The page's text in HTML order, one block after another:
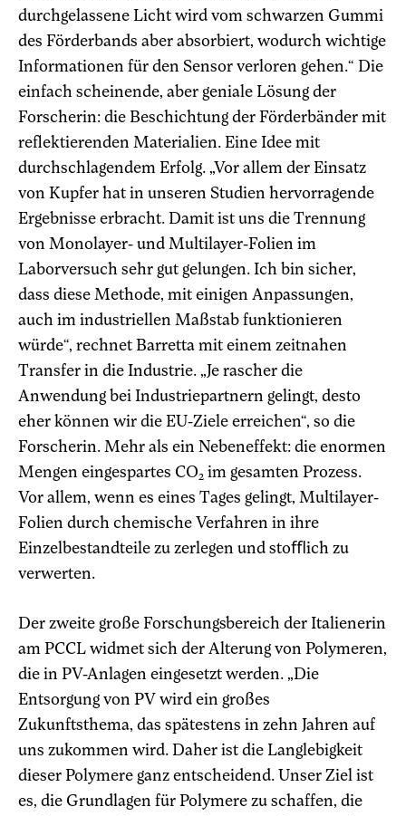
durchgelassene Licht wird vom schwarzen Gummi
des Förderbands aber absorbiert, wodurch wichtige
Informationen für den Sensor verloren gehen.“ Die
einfach scheinende, aber geniale Lösung der
Forscherin: die Beschichtung der Förderbänder mit
reflektierenden Materialien. Eine Idee mit
durchschlagendem Erfolg. „Vor allem der Einsatz
von Kupfer hat in unseren Studien hervorragende
Ergebnisse erbracht. Damit ist uns die Trennung
von Monolayer- und Multilayer-Folien im
Laborversuch sehr gut gelungen. Ich bin sicher,
dass diese Methode, mit einigen Anpassungen,
auch im industriellen Maßstab funktionieren
würde“, rechnet Barretta mit einem zeitnahen
Transfer in die Industrie. „Je rascher die
Anwendung bei Industriepartnern gelingt, desto
eher können wir die EU-Ziele erreichen“, so die
Forscherin. Mehr als ein Nebeneffekt: die enormen
Mengen eingespartes CO2 im gesamten Prozess.
Vor allem, wenn es eines Tages gelingt, Multilayer-
Folien durch chemische Verfahren in ihre
Einzelbestandteile zu zerlegen und stoﬄich zu
verwerten.
Der zweite große Forschungsbereich der Italienerin
am PCCL widmet sich der Alterung von Polymeren,
die in PV-Anlagen eingesetzt werden. „Die
Entsorgung von PV wird ein großes
Zukunftsthema, das spätestens in zehn Jahren auf
uns zukommen wird. Daher ist die Langlebigkeit
dieser Polymere ganz entscheidend. Unser Ziel ist
es, die Grundlagen für Polymere zu schaffen, die